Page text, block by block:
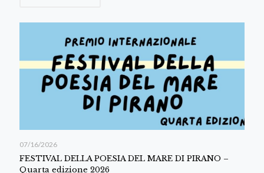
07/16/2026
FESTIVAL DELLA POESIA DEL MARE DI PIRANO –
Quarta edizione 2026